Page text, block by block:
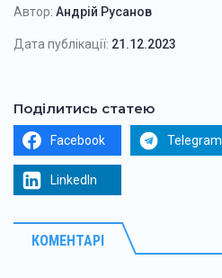
Автор: Андрій Русанов
Дата публікації: 21.12.2023
Поділитись статею
Facebook Telegram
LinkedIn
КОМЕНТАРІ